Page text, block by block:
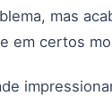
mas
em certos